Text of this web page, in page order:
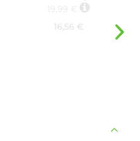
19,99 €
16,56 €